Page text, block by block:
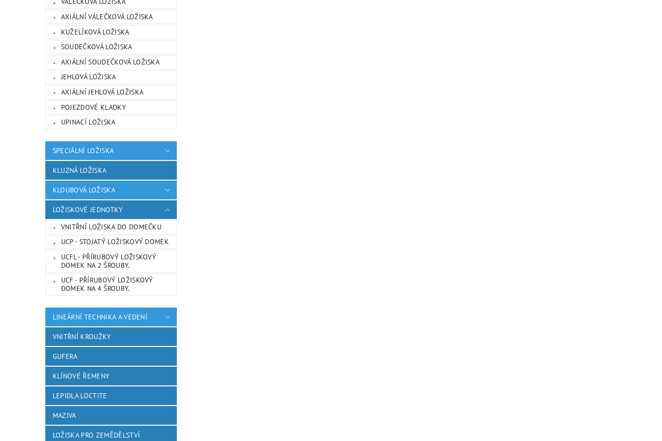
AXIÁLNÍ VÁLEČKOVÁ LOŽISKA
KUŽELÍKOVÁ LOŽISKA
SOUDEČKOVÁ LOŽISKA
AXIÁLNÍ SOUDEČKOVÁ LOŽISKA
JEHLOVÁ LOŽISKA
AXIÁLNÍ JEHLOVÁ LOŽISKA
POJEZDOVÉ KLADKY
UPINACÍ LOŽISKA
SPECIÁLNÍ LOŽISKA
KLUZNÁ LOŽISKA
KLOUBOVÁ LOŽISKA
LOŽISKOVÉ JEDNOTKY
VNITŘNÍ LOŽISKA DO DOMEČKU
UCP - STOJATÝ LOŽISKOVÝ DOMEK
UCFL - PŘÍRUBOVÝ LOŽISKOVÝ
DOMEK NA 2 ŠROUBY.
UCF - PŘÍRUBOVÝ LOŽISKOVÝ
DOMEK NA 4 ŠROUBY.
LINEÁRNÍ TECHNIKA A VEDENÍ
VNITŘNÍ KROUŽKY
GUFERA
KLÍNOVÉ ŘEMENY
LEPIDLA LOCTITE
MAZIVA
LOŽISKA PRO ZEMĚDĚLSTVÍ